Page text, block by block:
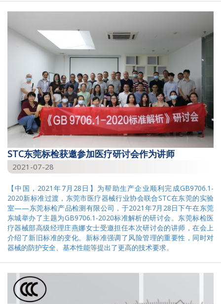
STC东莞标检获邀参加医疗研讨会作为讲师
2021-07-28
【中国，2021年7月28日】为帮助生产企业顺利完成GB9706.1-
2020新标准过渡，东莞市医疗器械行业协会联合STC在东莞的实验
室——东莞标检产品检测有限公司，于2021年7月28日下午在东莞
东城举办了主题为GB9706.1-2020标准解析的研讨会。东莞标检医
疗器械部高级经理庄燕娜女士受邀担任本次研讨会的讲师，在会上
介绍了新旧标准的变化。新标准强调了风险管理的重要性，同时对
器械的防护安全、基本性能等提出了更高的技术要求。